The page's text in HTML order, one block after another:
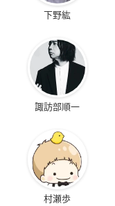
下野紘
諏訪部順一
村瀬歩